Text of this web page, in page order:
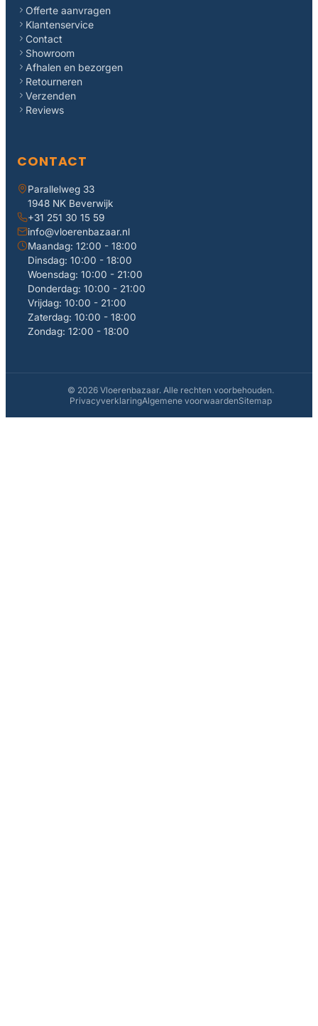
Offerte aanvragen
Klantenservice
Contact
Showroom
Afhalen en bezorgen
Retourneren
Verzenden
Reviews
CONTACT
Parallelweg 33
1948 NK Beverwijk
+31 251 30 15 59
info@vloerenbazaar.nl
Maandag: 12:00 - 18:00
Dinsdag: 10:00 - 18:00
Woensdag: 10:00 - 21:00
Donderdag: 10:00 - 21:00
Vrijdag: 10:00 - 21:00
Zaterdag: 10:00 - 18:00
Zondag: 12:00 - 18:00
© 2026 Vloerenbazaar. Alle rechten voorbehouden.
PrivacyverklaringAlgemene voorwaardenSitemap